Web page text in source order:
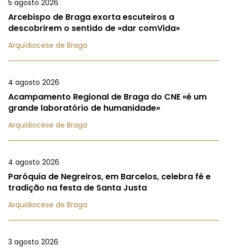
5 agosto 2026
Arcebispo de Braga exorta escuteiros a
descobrirem o sentido de «dar comVida»
Arquidiocese de Braga
4 agosto 2026
Acampamento Regional de Braga do CNE «é um
grande laboratório de humanidade»
Arquidiocese de Braga
4 agosto 2026
Paróquia de Negreiros, em Barcelos, celebra fé e
tradição na festa de Santa Justa
Arquidiocese de Braga
3 agosto 2026